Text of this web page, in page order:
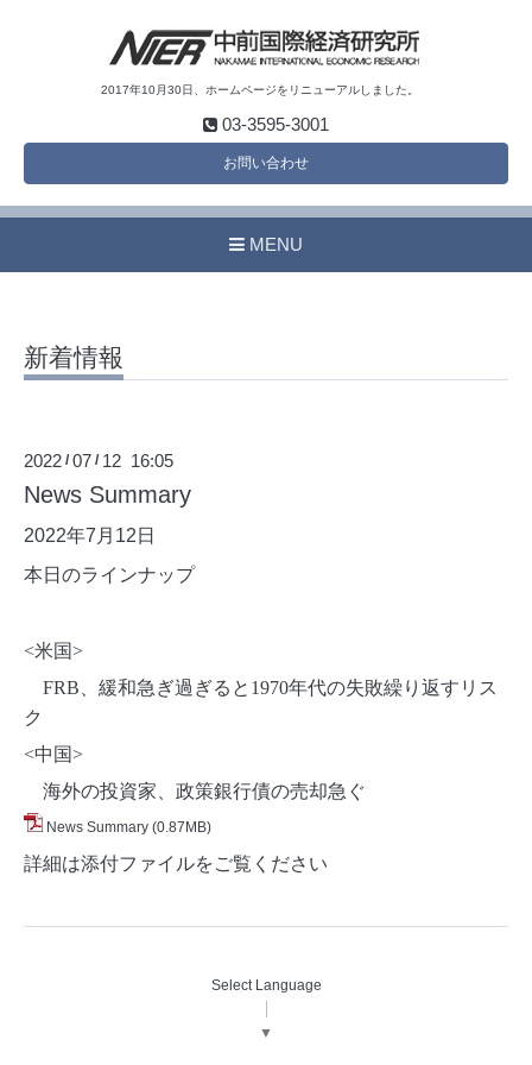
2017年10月30日、ホームページをリニューアルしました。
03-3595-3001
お問い合わせ
MENU
新着情報
2022 /07 / 12 16:05
News Summary
2022年7月12日
本日のラインナップ
<米国>
FRB、緩和急ぎ過ぎると1970年代の失敗繰り返すリス
ク
<中国>
海外の投資家、政策銀行債の売却急ぐ
News Summary (0.87MB)
詳細は添付ファイルをご覧ください
Select Language
▼